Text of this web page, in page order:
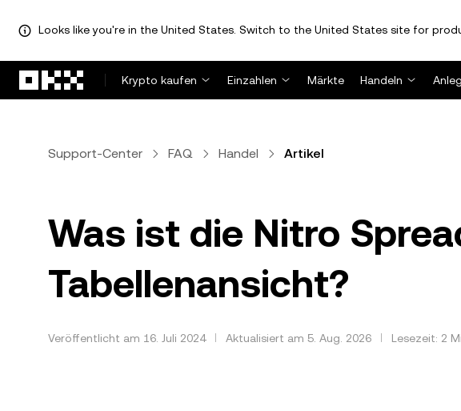
Looks like you're in the United States. Switch to the United States site for
Krypto kaufen
Einzahlen Märkte Handeln
Support-Center FAQ Handel Artikel
Was ist die Nitro
Tabellenansicht?
Veröffentlicht am 16. Juli 2024 Aktualisiert am 5. Aug. 2026 Lesezeit: 2